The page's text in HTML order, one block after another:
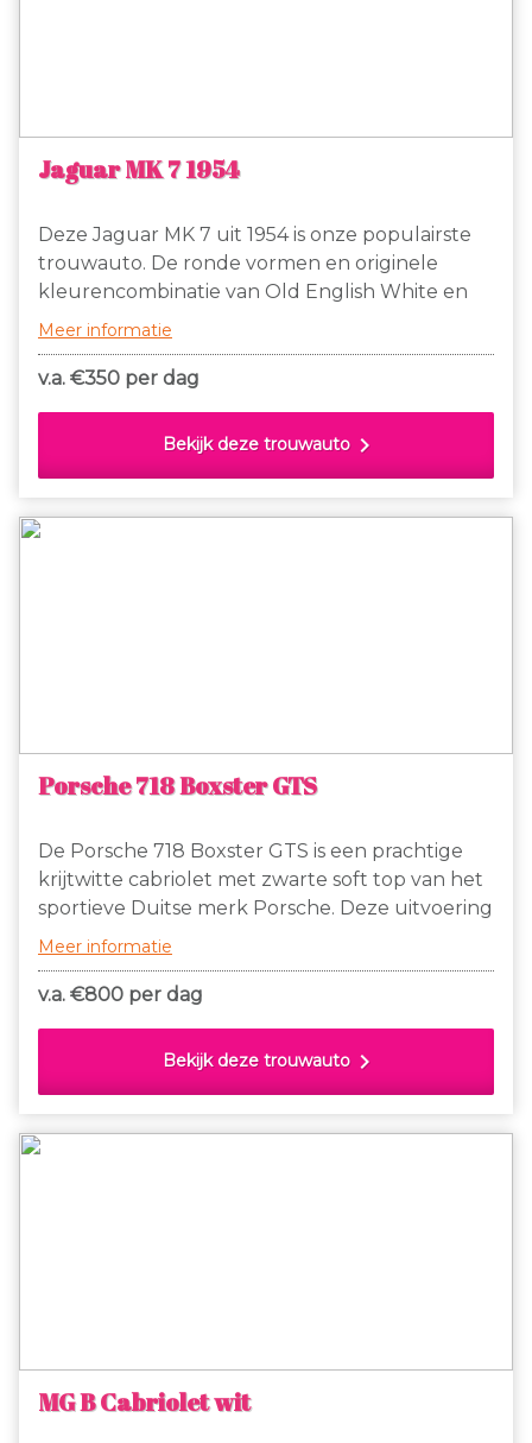
Jaguar MK 7 1954
Deze Jaguar MK 7 uit 1954 is onze populairste
trouwauto. De ronde vormen en originele
kleurencombinatie van Old English White en
wijnrood, hebben een luxe uitstraling. Door de
comfortabel zitten en in- en uitstappen, ook
met een hoepel of lange sleep.
Meer informatie
v.a. €350 per dag
Bekijk deze trouwauto chevron_right
Porsche 718 Boxster GTS
De Porsche 718 Boxster GTS is een prachtige
krijtwitte cabriolet met zwarte soft top van het
sportieve Duitse merk Porsche. Deze uitvoering
is voorzien van een volledig met zwart leer en
uit straalt.
Meer informatie
v.a. €800 per dag
Bekijk deze trouwauto chevron_right
MG B Cabriolet wit